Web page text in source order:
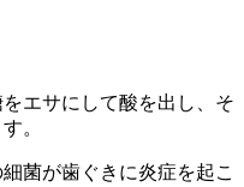
エサにして酸を出し、そ
。
菌が歯ぐきに炎症を起こ